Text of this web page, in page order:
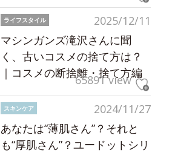
2025/12/11
ライフスタイル
マシンガンズ滝沢さんに聞
く、古いコスメの捨て方は？
｜コスメの断捨離・捨て方編
65891 view
2024/11/27
スキンケア
あなたは“薄肌さん”？それと
も“厚肌さん”？ユードットシリ